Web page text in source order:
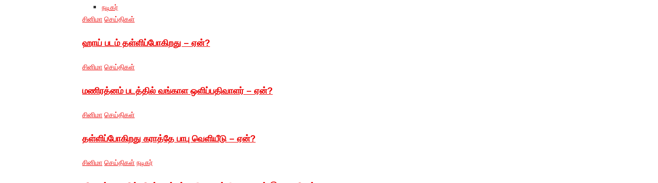
நடிகர்
சினிமா செய்திகள்
ஹாய் படம் தள்ளிப்போகிறது – ஏன்?
சினிமா செய்திகள்
மணிரத்னம் படத்தில் வங்காள ஒளிப்பதிவாளர் – ஏன்?
சினிமா செய்திகள்
தள்ளிப்போகிறது கராத்தே பாபு வெளியீடு – ஏன்?
சினிமா செய்திகள் நடிகர்